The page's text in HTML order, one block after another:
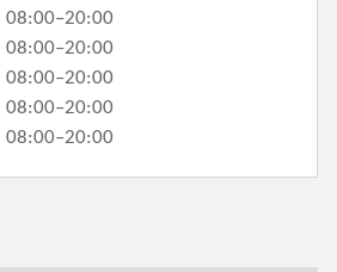
08:00–20:00
08:00–20:00
08:00–20:00
08:00–20:00
08:00–20:00